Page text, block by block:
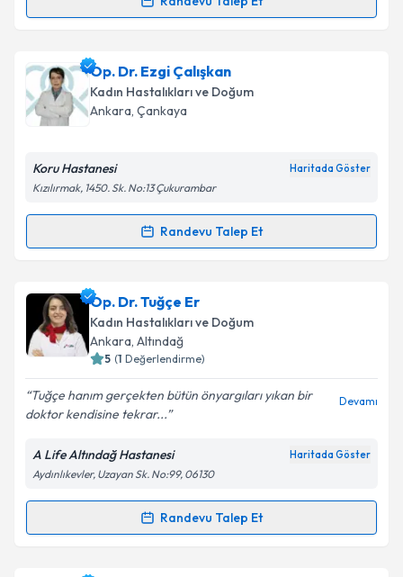
Randevu Takvimi Talebi
Op. Dr. Bengü Barış Akcaniçin randevu takvimi
talebi oluşturun. Size bu uzmandan randevu almanız
için bir takvim hazırlandığında e-posta ile
bilgilendireceğiz.
Kişisel verilerimin işlenmesine ilişkinAydınlatma
kapsamda işlenmesini kabul ediyorum.
Takvim Talebini Gönder
Op. Dr. Ezgi Çalışkan
Kadın Hastalıkları ve Doğum
Ankara, Çankaya
Koru Hastanesi Haritada Göster
Kızılırmak, 1450. Sk. No:13 Çukurambar
Randevu Talep Et
Randevu Takvimi Talebi
Op. Dr. Ezgi Çalışkaniçin randevu takvimi talebi
oluşturun. Size bu uzmandan randevu almanız için bir
takvim hazırlandığında e-posta ile bilgilendireceğiz.
Kişisel verilerimin işlenmesine ilişkin
Aydınlatma
Metni'ni okudum ve kişisel verilerimin belirtilen
kapsamda işlenmesini kabul ediyorum.
Op. Dr. Tuğçe Er
Kadın Hastalıkları ve Doğum
Ankara, Altındağ
5 (1 Değerlendirme)
Tuğçe hanım gerçekten bütün önyargıları yıkan bir
doktor kendisine tekrar...
Devamı
A Life Altındağ Hastanesi Haritada Göster
Aydınlıkevler, Uzayan Sk. No:99, 06130
Randevu Talep Et
Randevu Takvimi Talebi